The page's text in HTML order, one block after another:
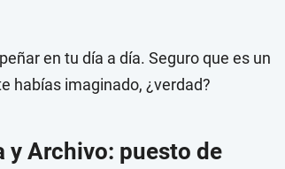
en tu día a día. Seguro que es un
habías imaginado, ¿verdad?
y Archivo: puesto de